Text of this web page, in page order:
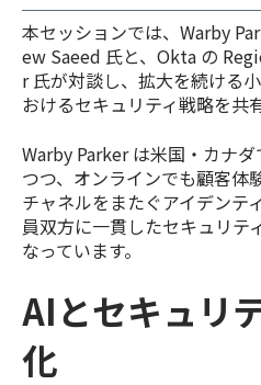
本セッションでは、Warby
ew Saeed 氏と、Okta の
r 氏が対談し、拡大を続ける
おけるセキュリティ戦略を共
Warby Parker は米国・カナダ
つつ、オンラインでも顧客体
チャネルをまたぐアイデンテ
員双方に一貫したセキュリテ
なっています。
AIとセキュリ
化